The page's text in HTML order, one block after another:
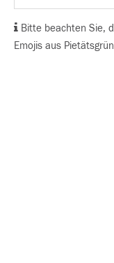
Bitte beachten Sie,
Emojis aus